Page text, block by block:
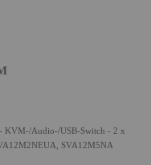
KVM-/Audio-/USB-Switch - 2 x
SVA12M5NA